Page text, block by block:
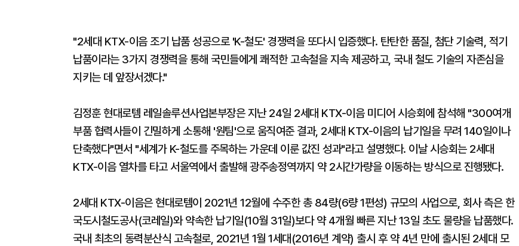
"2세대 KTX-이음 조기 납품 성공으로 'K-철도' 경쟁력을 또다시 입증했다. 탄탄한 품질, 첨단 기술력, 적기
납품이라는 3가지 경쟁력을 통해 국민들에게 쾌적한 고속철을 지속 제공하고, 국내 철도 기술의 자존심을
지키는 데 앞장서겠다."
김정훈 현대로템 레일솔루션사업본부장은 지난 24일 2세대 KTX-이음 미디어 시승회에 참석해 "300여개
부품 협력사들이 긴밀하게 소통해 '원팀'으로 움직여준 결과, 2세대 KTX-이음의 납기일을 무려 140일이나
단축했다"면서 "세계가 K-철도를 주목하는 가운데 이룬 값진 성과"라고 설명했다. 이날 시승회는 2세대
KTX-이음 열차를 타고 서울역에서 출발해 광주송정역까지 약 2시간가량을 이동하는 방식으로 진행됐다.
2세대 KTX-이음은 현대로템이 2021년 12월에 수주한 총 84량(6량 1편성) 규모의 사업으로, 회사 측은 한
국도시철도공사(코레일)와 약속한 납기일(10월 31일)보다 약 4개월 빠른 지난 13일 초도 물량을 납품했다.
국내 최초의 동력분산식 고속철로, 2021년 1월 1세대(2016년 계약) 출시 후 약 4년 만에 출시된 2세대 모